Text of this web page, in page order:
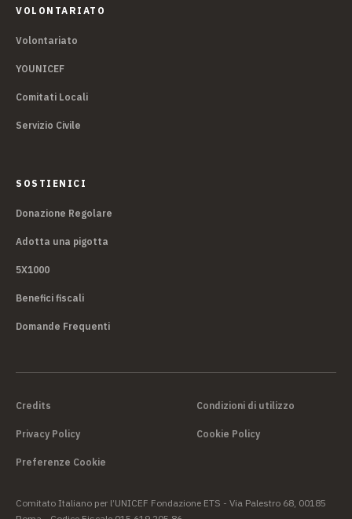
VOLONTARIATO
Volontariato
YOUNICEF
Comitati Locali
Servizio Civile
SOSTIENICI
Donazione Regolare
Adotta una pigotta
5X1000
Benefici fiscali
Domande Frequenti
Credits Condizioni di utilizzo
Privacy Policy Cookie Policy
Preferenze Cookie
Comitato Italiano per l’UNICEF Fondazione ETS - Via Palestro 68, 00185